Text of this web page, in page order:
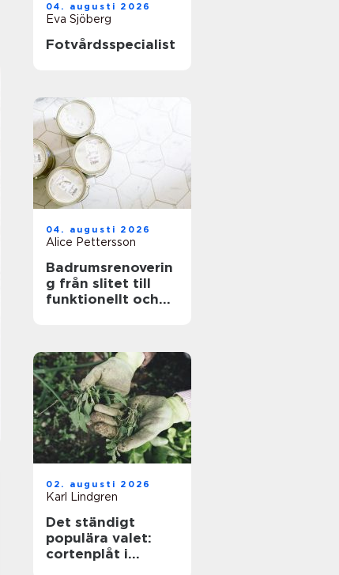
04. augusti 2026
Eva Sjöberg
Fotvårdsspecialist
04. augusti 2026
Alice Pettersson
Badrumsrenoverin
g från slitet till
funktionellt och
02. augusti 2026
Karl Lindgren
Det ständigt
populära valet:
cortenplåt i